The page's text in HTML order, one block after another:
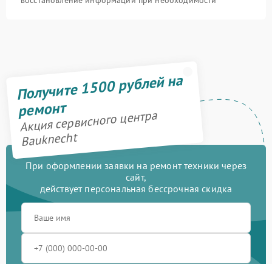
Получите 1500 рублей на
ремонт
Акция сервисного центра
Bauknecht
При оформлении заявки на ремонт техники через
сайт,
действует персональная бессрочная скидка